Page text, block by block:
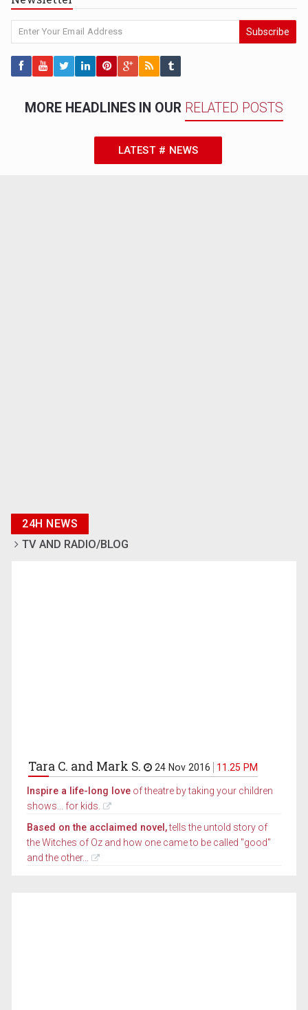
Subscribe
MORE HEADLINES IN OUR RELATED POSTS
LATEST # NEWS
24H NEWS
TV AND RADIO/BLOG
Tara C. and Mark S. 24 Nov 2016 11.25 PM
Inspire a life-long love of theatre by taking your children
shows... for kids.
Based on the acclaimed novel,tells the untold story of
the Witches of Oz and how one came to be called "good"
and the other...